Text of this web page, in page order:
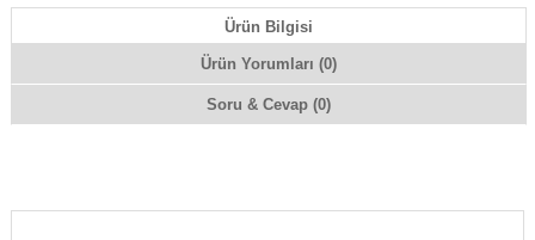
Ürün Bilgisi
Ürün Yorumları (0)
Soru & Cevap (0)